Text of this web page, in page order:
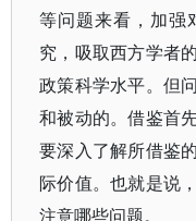
等问题来看，加强
究，吸取西方学者
政策科学水平。但
和被动的。借鉴首
要深入了解所借鉴
际价值。也就是说
注意哪些问题。